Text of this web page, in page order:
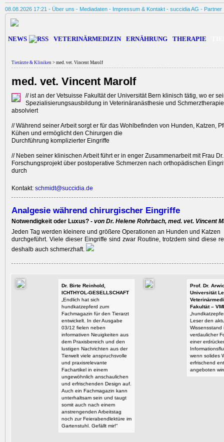
08.08.2026 17:21 - Über uns - Mediadaten - Impressum & Kontakt - succidia AG - Partner
NEWS VETERINÄRMEDIZIN ERNÄHRUNG THERAPIE
Tierärzte & Kliniken > med. vet. Vincent Marolf
med. vet. Vincent Marolf
// ist an der Vetsuisse Fakultät der Universität Bern klinisch tätig, wo er
Spezialisierungsausbildung in Veterinäranästhesie und
absolviert
// Während seiner Arbeit sorgt er für das Wohlbefinden von Hunden, Katzen,
Kühen und ermöglicht den Chirurgen die
Durchführung komplizierter Eingriffe
// Neben seiner klinischen Arbeit führt er in enger Zusammenarbeit mit Frau
Forschungsprojekt über postoperative Schmerzen nach ­orthopädischen
durch
Kontakt: schmidt@succidia.de
Analgesie während chirurgischer Eingriffe
Notwendigkeit oder Luxus? - von Dr. Helene Rohrbach, med. vet. Vincent
Jeden Tag werden kleinere und größere Operationen an Hunden und Katzen
durchgeführt. Viele dieser Eingriffe sind zwar Routine, trotzdem sind diese
deshalb auch schmerzhaft.
Dr. Birte Reinhold,
ICHTHYOL-GESELLSCHAFT
„Endlich hat sich
hundkatzepferd zum
Fachmagazin für den Tierarzt
entwickelt. In der Ausgabe
03/12 fielen neben
informativen Neuigkeiten aus
dem Praxisbereich und den
lustigen Nachrichten aus der
Tierwelt viele anspruchsvolle
und praxisrelevante
Fachartikel in einem
ungewöhnlich anschaulichen
und erfrischenden Design auf.
Auch ein Fachmagazin kann
unterhaltsam sein und taugt
somit auch nach einem
anstrengenden Arbeitstag
noch zur Feierabendlektüre im
Gartenstuhl. Gefällt mir!“
Prof. Dr.
Universität
Fakultät –
Leser den
Wissensstand
verdaulicher
einer
wenn solides
erfrischend
angeboten